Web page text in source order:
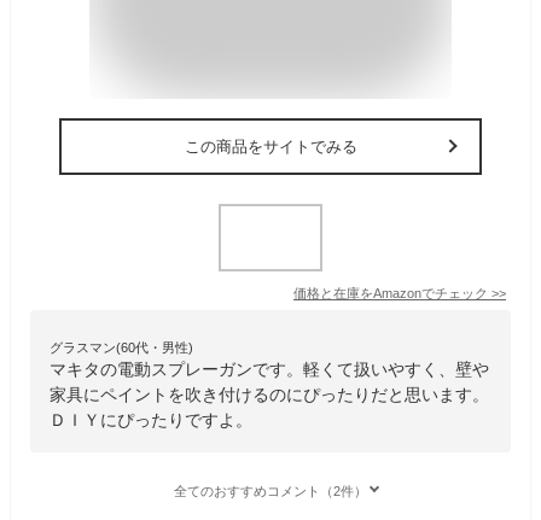
この商品をサイトでみる
価格と在庫をAmazonでチェック >>
グラスマン(60代・男性)
マキタの電動スプレーガンです。軽くて扱いやすく、壁や
家具にペイントを吹き付けるのにぴったりだと思います。
ＤＩＹにぴったりですよ。
全てのおすすめコメント（2件）